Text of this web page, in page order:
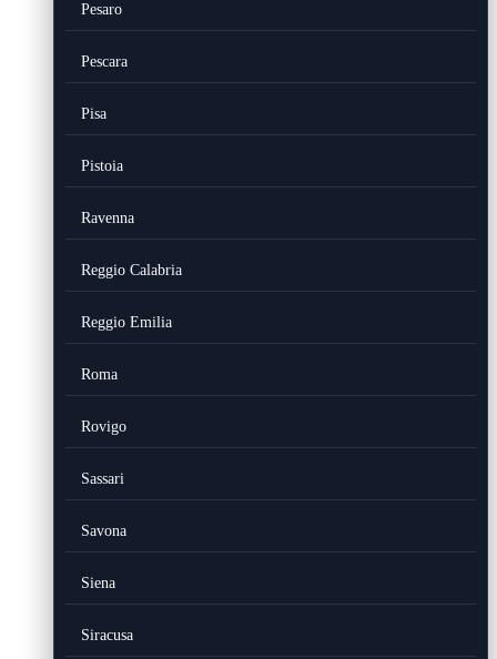
Pesaro
Pescara
Pisa
Pistoia
Ravenna
Reggio Calabria
Reggio Emilia
Roma
Rovigo
Sassari
Savona
Siena
Siracusa